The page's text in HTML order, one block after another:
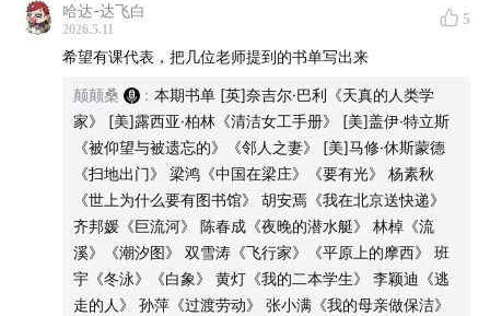
颠颠，看理想音频编辑，播客「看理想圆桌」制作人&主
商务合作
bd@vistopia.com.cn
9.黄灯《一个农村儿媳眼中的乡村图景》《我的二本学生》
10.罗兰《城堡里的马原》
11.范雨素《我是范雨素》
12.真实故事计划_何玥《卧底了一个崩老头群组》
13. 孙萍《过渡劳动：平台经济下的外卖骑手》
14. 李颖迪《逃走的人》
15. 盖伊·特立斯《被仰望与被遗忘的》《邻人之妻》
16. 琼·狄迪恩《奇想之年》《为了活下去，我们给自己讲故
事》
17. 宋明蔚《比山更高：自由攀登者的悲情与荣耀》
18. 奥斯卡·刘易斯《桑切斯的孩子们：一个墨西哥家庭的自
传》
哈达-达飞白
2026.5.11
5
希望有课代表，把几位老师提到的书单写出来
颠颠桑 : 本期书单 [英]奈吉尔·巴利《天真的人类学
家》 [美]露西亚·柏林《清洁女工手册》 [美]盖伊·特立斯
《被仰望与被遗忘的》《邻人之妻》 [美]马修·休斯蒙德
《扫地出门》 梁鸿《中国在梁庄》《要有光》 杨素秋
《世上为什么要有图书馆》 胡安焉《我在北京送快递》
齐邦媛《巨流河》 陈春成《夜晚的潜水艇》 林棹《流
溪》《潮汐图》 双雪涛《飞行家》《平原上的摩西》 班
宇《冬泳》《白象》 黄灯《我的二本学生》 李颖迪《逃
走的人》 孙萍《过渡劳动》 张小满《我的母亲做保洁》